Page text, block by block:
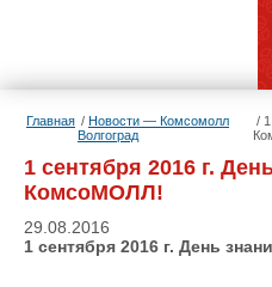
Главная
Новости — Комсомолл
Волгоград
1 сентября 2016 г.
КомсоМОЛЛ!
29.08.2016
1 сентября 2016 г. День